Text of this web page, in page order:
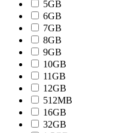
5GB
6GB
7GB
8GB
9GB
10GB
11GB
12GB
512MB
16GB
32GB